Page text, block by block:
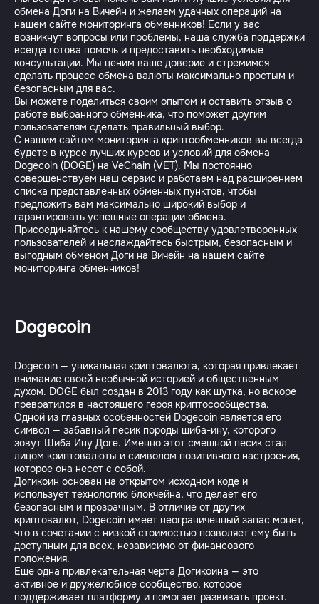
обмена Доги на Вичейн и желаем удачных операций на
нашем сайте мониторинга обменников! Если у вас
возникнут вопросы или проблемы, наша служба поддержки
всегда готова помочь и предоставить необходимые
консультации. Мы ценим ваше доверие и стремимся
сделать процесс обмена валюты максимально простым и
безопасным для вас.
Вы можете поделиться своим опытом и оставить отзыв о
работе выбранного обменника, что поможет другим
пользователям сделать правильный выбор.
С нашим сайтом мониторинга криптообменников вы всегда
будете в курсе лучших курсов и условий для обмена
Dogecoin (DOGE) на VeChain (VET). Мы постоянно
совершенствуем наш сервис и работаем над расширением
списка представленных обменных пунктов, чтобы
предложить вам максимально широкий выбор и
гарантировать успешные операции обмена.
Присоединяйтесь к нашему сообществу удовлетворенных
пользователей и наслаждайтесь быстрым, безопасным и
выгодным обменом Доги на Вичейн на нашем сайте
Dogecoin
Dogecoin — уникальная криптовалюта, которая привлекает
внимание своей необычной историей и общественным
духом. DOGE был создан в 2013 году как шутка, но вскоре
превратился в настоящего героя криптосообщества.
Одной из главных особенностей Dogecoin является его
символ — забавный песик породы шиба-ину, которого
зовут Шиба Ину Доге. Именно этот смешной песик стал
лицом криптовалюты и символом позитивного настроения,
которое она несет с собой.
Догикоин основан на открытом исходном коде и
использует технологию блокчейна, что делает его
безопасным и прозрачным. В отличие от других
криптовалют, Dogecoin имеет неограниченный запас монет,
что в сочетании с низкой стоимостью позволяет ему быть
доступным для всех, независимо от финансового
положения.
Еще одна привлекательная черта Догикоина — это
активное и дружелюбное сообщество, которое
поддерживает платформу и помогает развивать проект.